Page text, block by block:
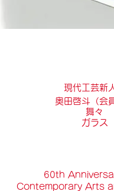
現代工芸新
奥田啓斗（会
舞々
ガラス
60th
Contemporary Arts